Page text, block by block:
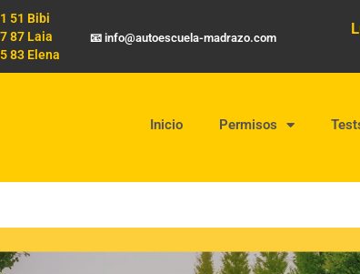
51 Bibi
87 Laia
83 Elena
📧 info@autoescuela-madrazo.com
Inicio Permisos